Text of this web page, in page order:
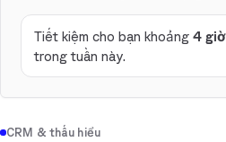
Tiết kiệm cho bạn khoảng 4
trong tuần này.
CRM & thấu hiểu